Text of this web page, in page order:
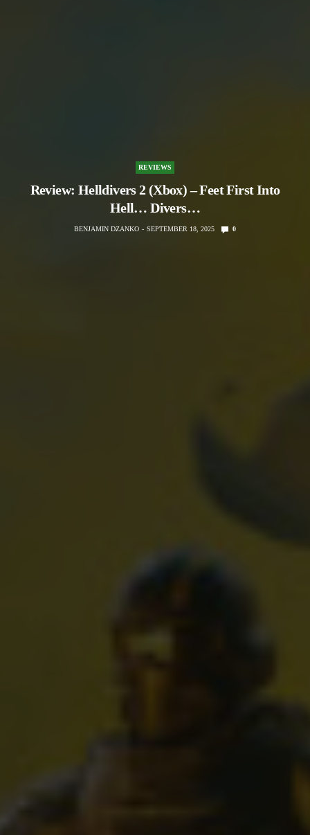
REVIEWS
Review: Helldivers 2 (Xbox) – Feet First Into
Hell… Divers…
BENJAMIN DZANKO SEPTEMBER 18, 2025 0